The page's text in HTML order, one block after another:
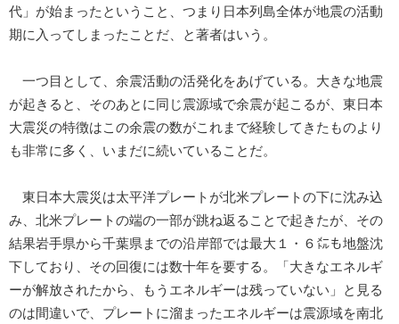
代」が始まったということ、つまり日本列島全体が地震の活動
期に入ってしまったことだ、と著者はいう。
一つ目として、余震活動の活発化をあげている。大きな地震
が起きると、そのあとに同じ震源域で余震が起こるが、東日本
大震災の特徴はこの余震の数がこれまで経験してきたものより
も非常に多く、いまだに続いていることだ。
東日本大震災は太平洋プレートが北米プレートの下に沈み込
み、北米プレートの端の一部が跳ね返ることで起きたが、その
結果岩手県から千葉県までの沿岸部では最大１・６㍍も地盤沈
下しており、その回復には数十年を要する。「大きなエネルギ
ーが解放されたから、もうエネルギーは残っていない」と見る
のは間違いで、プレートに溜まったエネルギーは震源域を南北